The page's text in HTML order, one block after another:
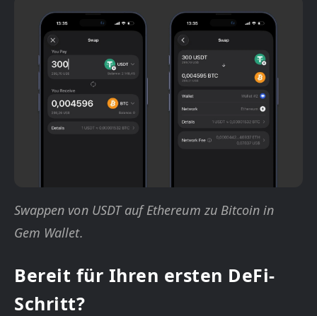
Swappen von USDT auf Ethereum zu Bitcoin in
Gem Wallet.
Bereit für Ihren ersten DeFi-
Schritt?